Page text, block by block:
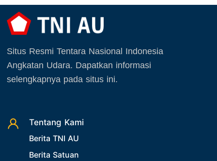
21. Latihan TNI AU
22. Latihan TNI
23. Operasi TNI
24. Operasi TNI AU
25. Agenda PIA Ardhya Garini
28. Bukan Berita TNI AU
Juli 2026
Agustus 2026
Oktober 2025
November 2025
Situs Resmi Tentara Nasional Indonesia
Angkatan Udara. Dapatkan informasi
selengkapnya pada situs ini.
Tentang Kami
Berita TNI AU
Berita Satuan